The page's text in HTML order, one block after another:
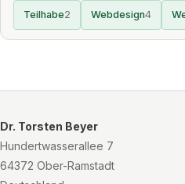
Teilhabe2 Webdesign4
Dr. Torsten Beyer
Hundertwasserallee 7
64372 Ober-Ramstadt